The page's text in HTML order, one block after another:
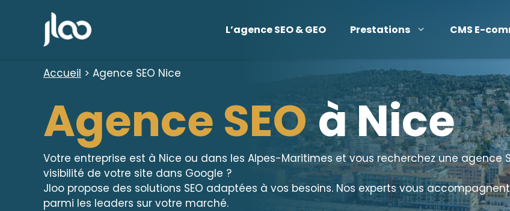
L’agence SEO & GEO Prestations CMS E-
Accueil > Agence SEO Nice
Agence SEOà Nice
Votre entreprise est à Nice ou dans les Alpes-Maritimes et vous recherchez une agence
visibilité de votre site dans Google ?
Jloo propose des solutions SEO adaptées à vos besoins. Nos experts vous
parmi les leaders sur votre marché.